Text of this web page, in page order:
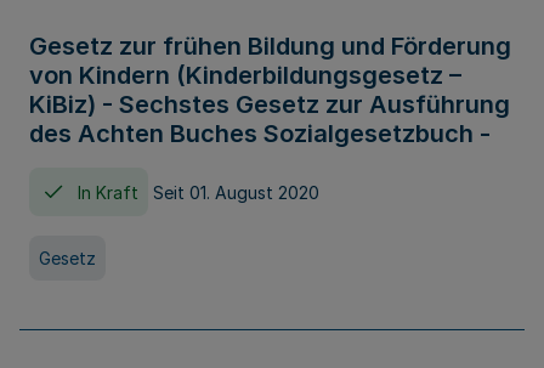
Gesetz zur frühen Bildung und Förderung
von Kindern (Kinderbildungsgesetz –
KiBiz) - Sechstes Gesetz zur Ausführung
des Achten Buches Sozialgesetzbuch -
In Kraft Seit 01. August 2020
Gesetz